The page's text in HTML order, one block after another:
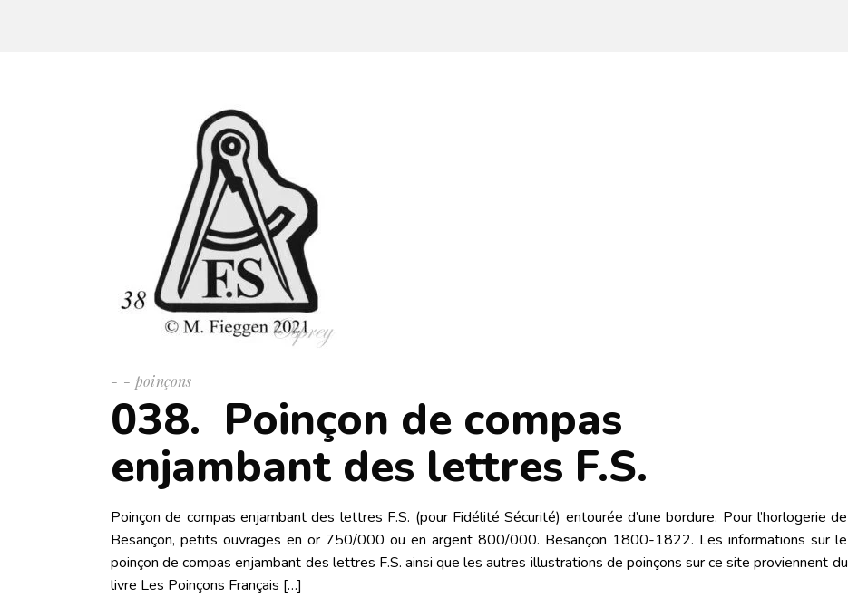
- poinçons
038. Poinçon de compas
enjambant des lettres F.S.
Poinçon de compas enjambant des lettres F.S. (pour Fidélité Sécurité) entourée d’une bordure. Pour l’horlogerie de
Besançon, petits ouvrages en or 750/000 ou en argent 800/000. Besançon 1800-1822. Les informations sur le
poinçon de compas enjambant des lettres F.S. ainsi que les autres illustrations de poinçons sur ce site proviennent du
livre Les Poinçons Français […]